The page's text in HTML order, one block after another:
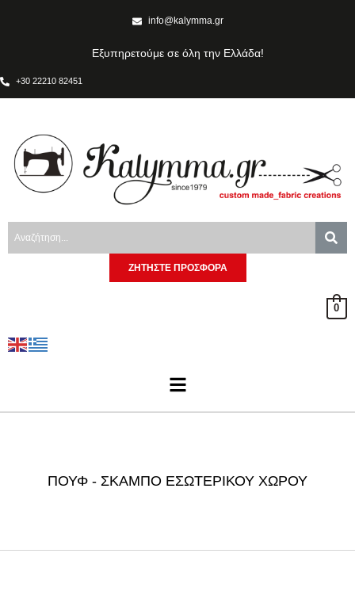
info@kalymma.gr
Εξυπηρετούμε σε όλη την Ελλάδα!
+30 22210 82451
ΖΗΤΗΣΤΕ ΠΡΟΣΦΟΡΑ
0
Μενού
ΠΟΥΦ - ΣΚΑΜΠΌ ΕΣΩΤΕΡΙΚΟΎ ΧΏΡΟΥ